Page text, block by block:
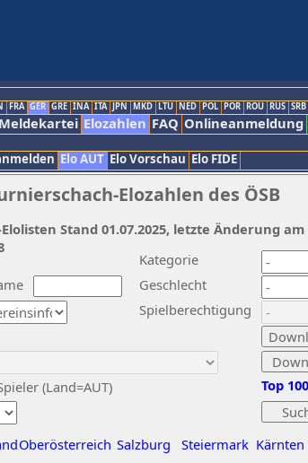
FRA GER GRE INA ITA JPN MKD LTU NED POL POR ROU RUS SRB
Meldekartei Elozahlen FAQ Onlineanmeldung
Elo AUT Elo Vorschau Elo FIDE
Elozahlen des ÖSB
Kategorie
Geschlecht
(Land=AUT)
Spielberechtigung
Oberösterreich Salzburg Steiermark Kärnten
Top 100
Elolisten Stand 01.07.2025, letzte Änderung